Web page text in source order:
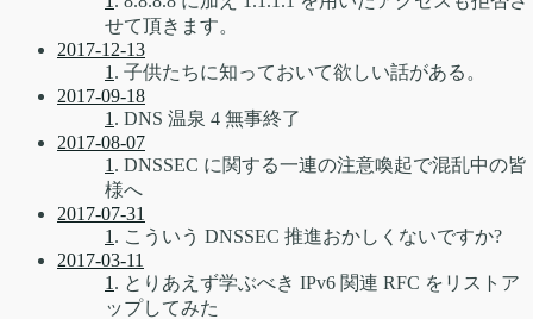
せて頂きます。
2017-12-13
1 . 子供たちに知っておいて欲しい話がある。
2017-09-18
1 . DNS 温泉 4 無事終了
2017-08-07
1 . DNSSEC に関する一連の注意喚起で混乱中の皆
様へ
2017-07-31
1 . こういう DNSSEC 推進おかしくないですか?
2017-03-11
1 . とりあえず学ぶべき IPv6 関連 RFC をリストア
ップしてみた